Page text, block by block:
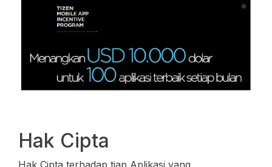
Hak Cipta
Hak Cipta terhadap tiap Aplikasi yang